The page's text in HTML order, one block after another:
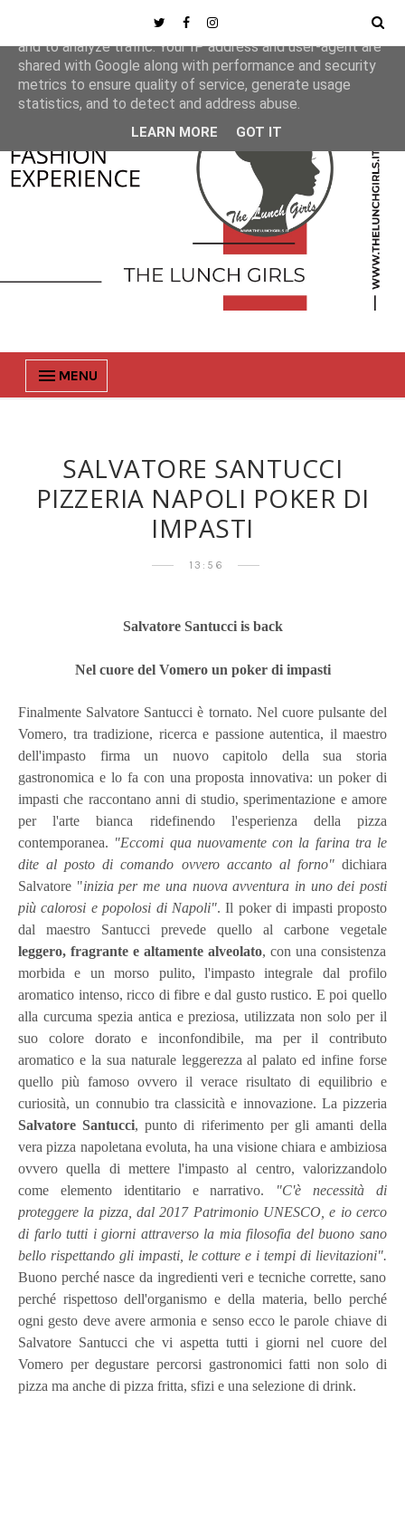
MENU
SALVATORE SANTUCCI
PIZZERIA NAPOLI POKER DI
IMPASTI
13:56
Salvatore Santucci is back
Nel cuore del Vomero un poker di impasti
Finalmente Salvatore Santucci è tornato. Nel cuore pulsante del
Vomero, tra tradizione, ricerca e passione autentica, il maestro
dell'impasto firma un nuovo capitolo della sua storia
gastronomica e lo fa con una proposta innovativa: un poker di
impasti che raccontano anni di studio, sperimentazione e amore
per l'arte bianca ridefinendo l'esperienza della pizza
contemporanea. "Eccomi qua nuovamente con la farina tra le
dite al posto di comando ovvero accanto al forno"dichiara
Salvatore "inizia per me una nuova avventura in uno dei posti
più calorosi e popolosi di Napoli". Il poker di impasti proposto
dal maestro Santucci prevede quello al carbone vegetale
leggero, fragrante e altamente alveolato, con una consistenza
morbida e un morso pulito, l'impasto integrale dal profilo
aromatico intenso, ricco di fibre e dal gusto rustico. E poi quello
alla curcuma spezia antica e preziosa, utilizzata non solo per il
suo colore dorato e inconfondibile, ma per il contributo
aromatico e la sua naturale leggerezza al palato ed infine forse
quello più famoso ovvero il verace risultato di equilibrio e
curiosità, un connubio tra classicità e innovazione. La pizzeria
Salvatore Santucci, punto di riferimento per gli amanti della
vera pizza napoletana evoluta, ha una visione chiara e ambiziosa
ovvero quella di mettere l'impasto al centro, valorizzandolo
come elemento identitario e narrativo.
"C'è necessità di
proteggere la pizza, dal 2017 Patrimonio UNESCO, e io cerco
di farlo tutti i giorni attraverso la mia filosofia del buono sano
bello rispettando gli impasti, le cotture e i tempi di lievitazioni".
Buono perché nasce da ingredienti veri e tecniche corrette, sano
perché rispettoso dell'organismo e della materia, bello perché
ogni gesto deve avere armonia e senso ecco le parole chiave di
Salvatore Santucci che vi aspetta tutti i giorni nel cuore del
Vomero per degustare percorsi gastronomici fatti non solo di
pizza ma anche di pizza fritta, sfizi e una selezione di drink.
This site uses cookies from Google to deliver its services
and to analyze traffic. Your IP address and user-agent are
shared with Google along with performance and security
metrics to ensure quality of service, generate usage
statistics, and to detect and address abuse.
LEARN MORE GOT IT